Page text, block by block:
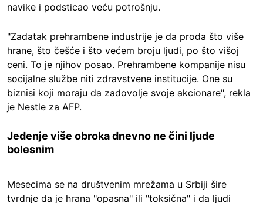
navike i podsticao veću potrošnju.
"Zadatak prehrambene industrije je da proda što više
hrane, što češće i što većem broju ljudi, po što višoj
ceni. To je njihov posao. Prehrambene kompanije nisu
socijalne službe niti zdravstvene institucije. One su
biznisi koji moraju da zadovolje svoje akcionare", rekla
je Nestle za AFP.
Jedenje više obroka dnevno ne čini ljude
bolesnim
Mesecima se na društvenim mrežama u Srbiji šire
tvrdnje da je hrana "opasna" ili "toksična" i da ljudi